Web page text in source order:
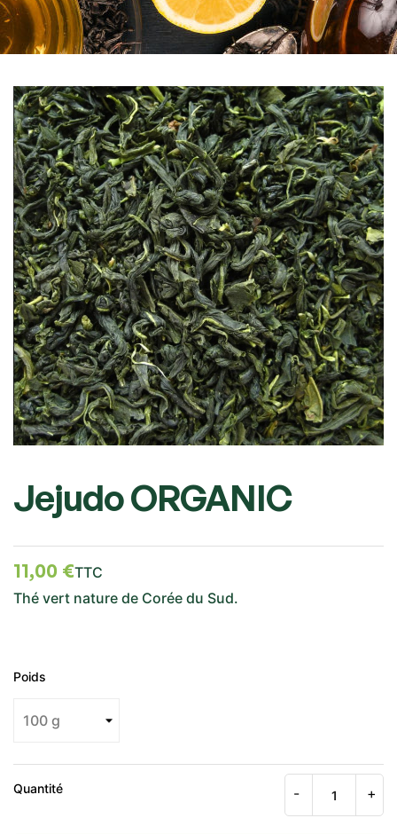
Jejudo ORGANIC
11,00 €TTC
Thé vert nature de Corée du Sud.
Poids
Quantité